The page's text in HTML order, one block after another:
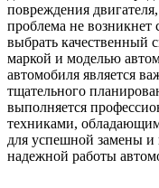
повреждения
проблема не
выбрать качественный
маркой и моделью
автомобиля является
тщательного
выполняется
техниками,
для успешной замены и
надежной работы